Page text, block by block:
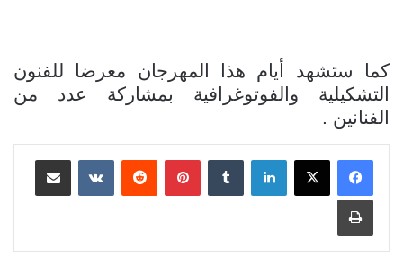
كما ستشهد أيام هذا المهرجان معرضا للفنون
التشكيلية والفوتوغرافية بمشاركة عدد من
الفنانين .
لينكدإن بينتيريست مشاركة عبر البريد
طباعة